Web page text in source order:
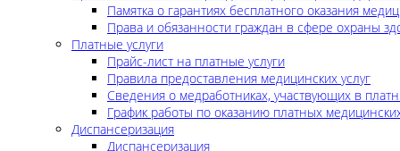
Памятка о гарантиях бесплатного оказания
Права и обязанности граждан в сфере охраны
Платные услуги
Прайс-лист на платные услуги
Правила предоставления медицинских услуг
Сведения о медработниках, участвующих в
График работы по оказанию платных
Диспансеризация
Диспансеризация